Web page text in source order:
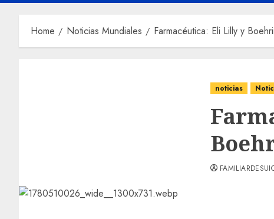
Home Noticias Mundiales Farmacéutica: Eli Lilly y
noticias